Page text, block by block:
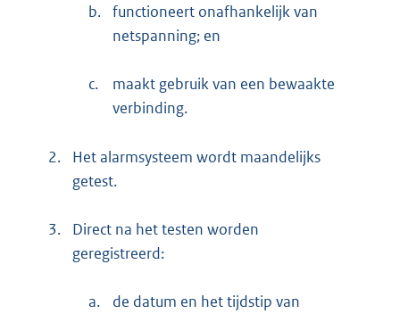
b. functioneert onafhankelijk van
netspanning; en
c.
maakt gebruik van een bewaakte
verbinding.
2.
Het alarmsysteem wordt maandelijks
getest.
3.
Direct na het testen worden
geregistreerd:
a.
de datum en het tijdstip van